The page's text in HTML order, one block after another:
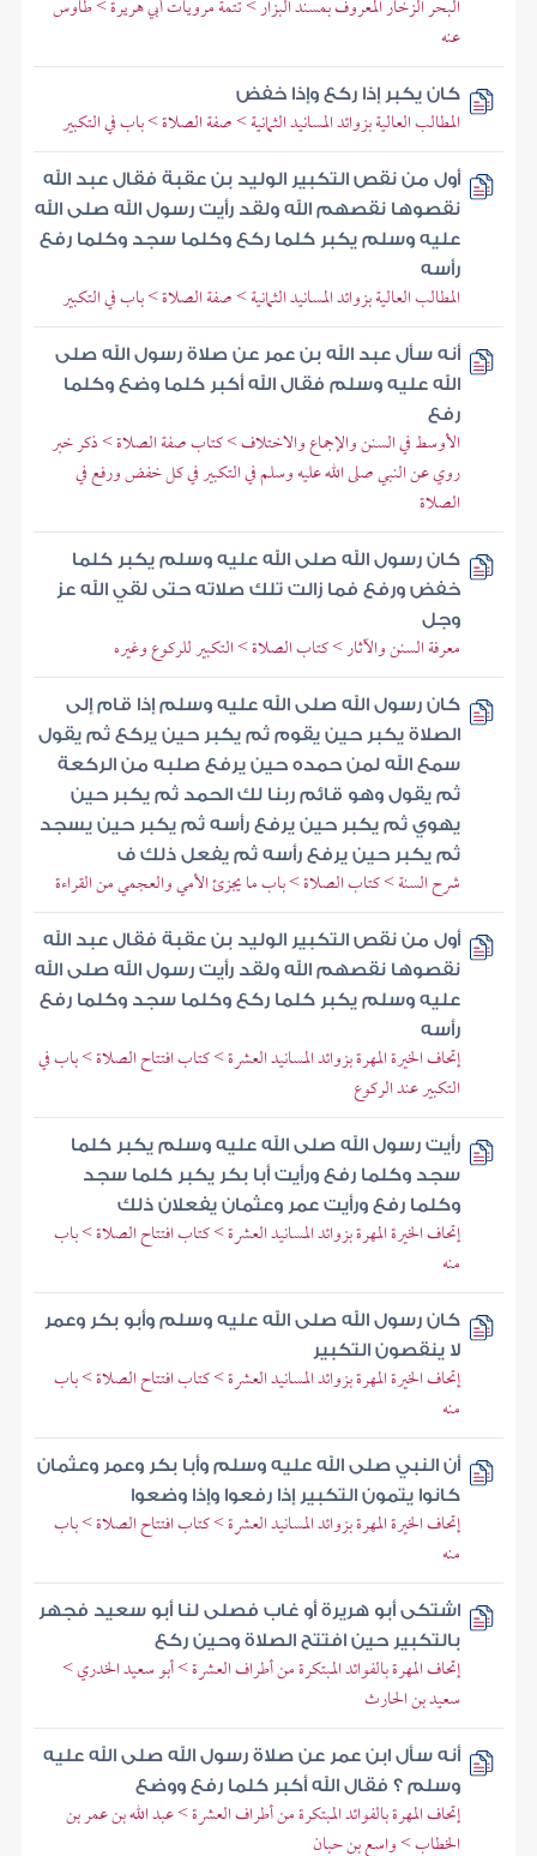
البحر الزخار المعروف بمسند البزار > تتمة مرويات أبي هريرة > طاوس
عنه
كان يكبر إذا ركع وإذا خفض
المطالب العالية بزوائد المسانيد الثمانية > صفة الصلاة > باب في التكبير
أول من نقص التكبير الوليد بن عقبة فقال عبد الله
نقصوها نقصهم الله ولقد رأيت رسول الله صلى الله
عليه وسلم يكبر كلما ركع وكلما سجد وكلما رفع
رأسه
المطالب العالية بزوائد المسانيد الثمانية > صفة الصلاة > باب في التكبير
أنه سأل عبد الله بن عمر عن صلاة رسول الله صلى
الله عليه وسلم فقال الله أكبر كلما وضع وكلما
رفع
الأوسط في السنن والإجماع والاختلاف > كتاب صفة الصلاة > ذكر خبر
روي عن النبي صلى الله عليه وسلم في التكبير في كل خفض ورفع في
الصلاة
كان رسول الله صلى الله عليه وسلم يكبر كلما
خفض ورفع فما زالت تلك صلاته حتى لقي الله عز
وجل
معرفة السنن والآثار > كتاب الصلاة > التكبير للركوع وغيره
كان رسول الله صلى الله عليه وسلم إذا قام إلى
الصلاة يكبر حين يقوم ثم يكبر حين يركع ثم يقول
سمع الله لمن حمده حين يرفع صلبه من الركعة
ثم يقول وهو قائم ربنا لك الحمد ثم يكبر حين
يهوي ثم يكبر حين يرفع رأسه ثم يكبر حين يسجد
ثم يكبر حين يرفع رأسه ثم يفعل ذلك ف
شرح السنة > كتاب الصلاة > باب ما يجزئ الأمي والعجمي من القراءة
أول من نقص التكبير الوليد بن عقبة فقال عبد الله
نقصوها نقصهم الله ولقد رأيت رسول الله صلى الله
عليه وسلم يكبر كلما ركع وكلما سجد وكلما رفع
رأسه
إتحاف الخيرة المهرة بزوائد المسانيد العشرة > كتاب افتتاح الصلاة > باب في
التكبير عند الركوع
رأيت رسول الله صلى الله عليه وسلم يكبر كلما
سجد وكلما رفع ورأيت أبا بكر يكبر كلما سجد
وكلما رفع ورأيت عمر وعثمان يفعلان ذلك
إتحاف الخيرة المهرة بزوائد المسانيد العشرة > كتاب افتتاح الصلاة > باب
منه
كان رسول الله صلى الله عليه وسلم وأبو بكر وعمر
لا ينقصون التكبير
إتحاف الخيرة المهرة بزوائد المسانيد العشرة > كتاب افتتاح الصلاة > باب
منه
أن النبي صلى الله عليه وسلم وأبا بكر وعمر وعثمان
كانوا يتمون التكبير إذا رفعوا وإذا وضعوا
إتحاف الخيرة المهرة بزوائد المسانيد العشرة > كتاب افتتاح الصلاة > باب
منه
اشتكى أبو هريرة أو غاب فصلى لنا أبو سعيد فجهر
بالتكبير حين افتتح الصلاة وحين ركع
إتحاف المهرة بالفوائد المبتكرة من أطراف العشرة > أبو سعيد الخدري >
سعيد بن الحارث
أنه سأل ابن عمر عن صلاة رسول الله صلى الله عليه
وسلم ؟ فقال الله أكبر كلما رفع ووضع
إتحاف المهرة بالفوائد المبتكرة من أطراف العشرة > عبد الله بن عمر بن
الخطاب > واسع بن حبان